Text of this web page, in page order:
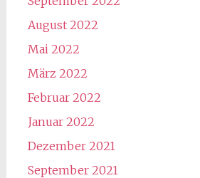
August 2022
Mai 2022
März 2022
Februar 2022
Januar 2022
Dezember 2021
September 2021